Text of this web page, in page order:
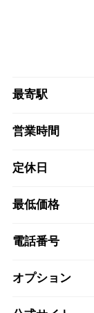
最寄駅
営業時間
定休日
最低価格
電話番号
オプション